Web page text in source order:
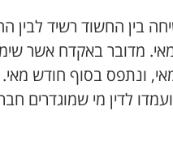
בין החשוד רשיד לבין
לגבי קבלת אקדח ברמלה ב-3 במאי. מדובר באקדח אשר
לדין מי שמוגדרים